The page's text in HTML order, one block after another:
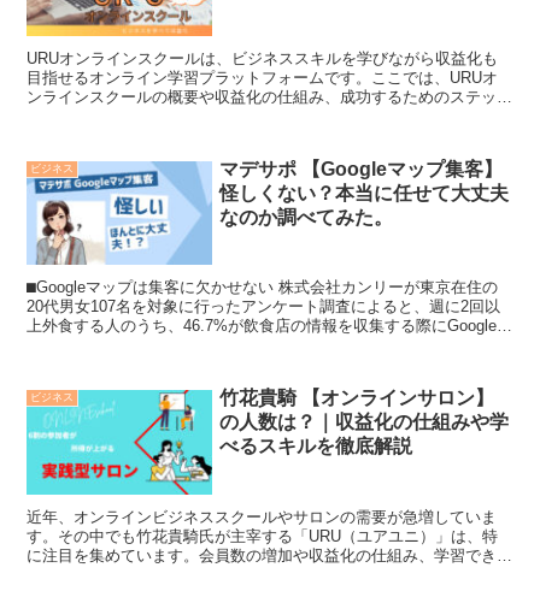
URUオンラインスクールは、ビジネススキルを学びながら収益化も
目指せるオンライン学習プラットフォームです。ここでは、URUオ
ンラインスクールの概要や収益化の仕組み、成功するためのステップ
ビジネス
マデサポ 【Googleマップ集客】
怪しくない？本当に任せて大丈夫
なのか調べてみた。
⬛︎Googleマップは集客に欠かせない 株式会社カンリーが東京在住の
20代男女107名を対象に行ったアンケート調査によると、週に2回以
上外食する人のうち、46.7%が飲食店の情報を収集する際にGoogle検
ビジネス
竹花貴騎 【オンラインサロン】
の人数は？｜収益化の仕組みや学
べるスキルを徹底解説
近年、オンラインビジネススクールやサロンの需要が急増していま
す。その中でも竹花貴騎氏が主宰する「URU（ユアユニ）」は、特
に注目を集めています。会員数の増加や収益化の仕組み、学習できる